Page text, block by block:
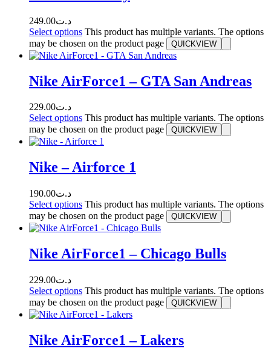
د.ت249.00
Select options This product has multiple variants. The options
may be chosen on the product page
QUICKVIEW
Nike AirForce1 – GTA San Andreas
د.ت229.00
Select options This product has multiple variants. The options
may be chosen on the product page
QUICKVIEW
Nike – Airforce 1
د.ت190.00
Select options This product has multiple variants. The options
may be chosen on the product page
QUICKVIEW
Nike AirForce1 – Chicago Bulls
د.ت229.00
Select options This product has multiple variants. The options
may be chosen on the product page
QUICKVIEW
Nike AirForce1 – Lakers